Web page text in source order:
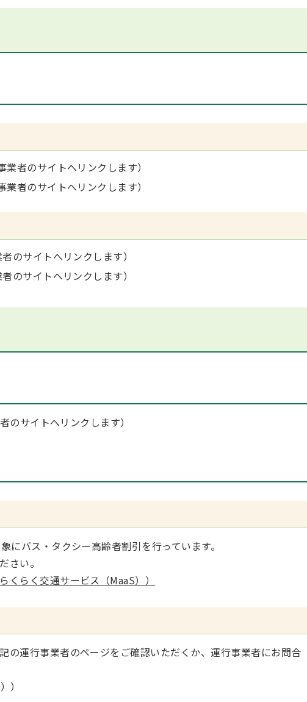
業者のサイトへリンクします）
業者のサイトへリンクします）
者のサイトへリンクします）
者のサイトへリンクします）
者のサイトへリンクします）
にバス・タクシー高齢者割引を行っています。
さい。
らく交通サービス（MaaS））
の運行事業者のページをご確認いただくか、運行事業者にお問合
）